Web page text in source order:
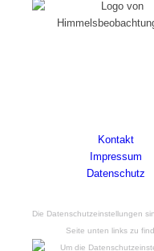
Kontakt
Impressum
Datenschutz
Die Datenschutzeinstellungen
Seite unten links zu